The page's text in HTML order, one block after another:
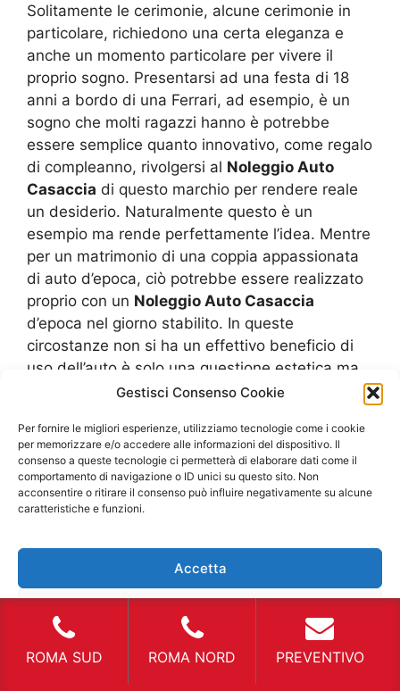
Gestisci Consenso Cookie
Per fornire le migliori esperienze, utilizziamo tecnologie come i cookie
per memorizzare e/o accedere alle informazioni del dispositivo. Il
consenso a queste tecnologie ci permetterà di elaborare dati come il
comportamento di navigazione o ID unici su questo sito. Non
acconsentire o ritirare il consenso può influire negativamente su alcune
caratteristiche e funzioni.
Accetta
Visualizza le preferenze
Solitamente le cerimonie, alcune cerimonie in
particolare, richiedono una certa eleganza e
anche un momento particolare per vivere il
proprio sogno. Presentarsi ad una festa di 18
anni a bordo di una Ferrari, ad esempio, è un
sogno che molti ragazzi hanno è potrebbe
essere semplice quanto innovativo, come regalo
di compleanno, rivolgersi al Noleggio Auto
Casaccia di questo marchio per rendere reale
un desiderio. Naturalmente questo è un
esempio ma rende perfettamente l’idea. Mentre
per un matrimonio di una coppia appassionata
di auto d’epoca, ciò potrebbe essere realizzato
proprio con un Noleggio Auto Casaccia
d’epoca nel giorno stabilito. In queste
circostanze non si ha un effettivo beneficio di
uso dell’auto è solo una questione estetica ma
che rende reale anche i momenti più particolari.
autovetture che possono rendere speciali
cerimonie e compleanni.Noleggio Auto
Casacciautilità in città Per quanto riguarda
l’uso effettivo ed utile di un servizio diNoleggio
effettivo. IlNoleggio Auto Casacciadiventa
utilissimo per i turisti che sono giunti dall’estero
per visitare i luoghi maggiormente famosi in
Italia. Nonostante i servizi pubblici possano
essere ottimali, come ci si allontana dal centro
città si rischia di rimanere a piedi. Per avere
sempre un veicolo a propria disposizione è
ROMA SUD ROMA NORD PREVENTIVO